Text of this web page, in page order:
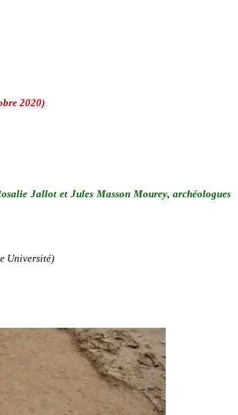
2020)
Jallot et Jules Masson Mourey, archéologues
Université)